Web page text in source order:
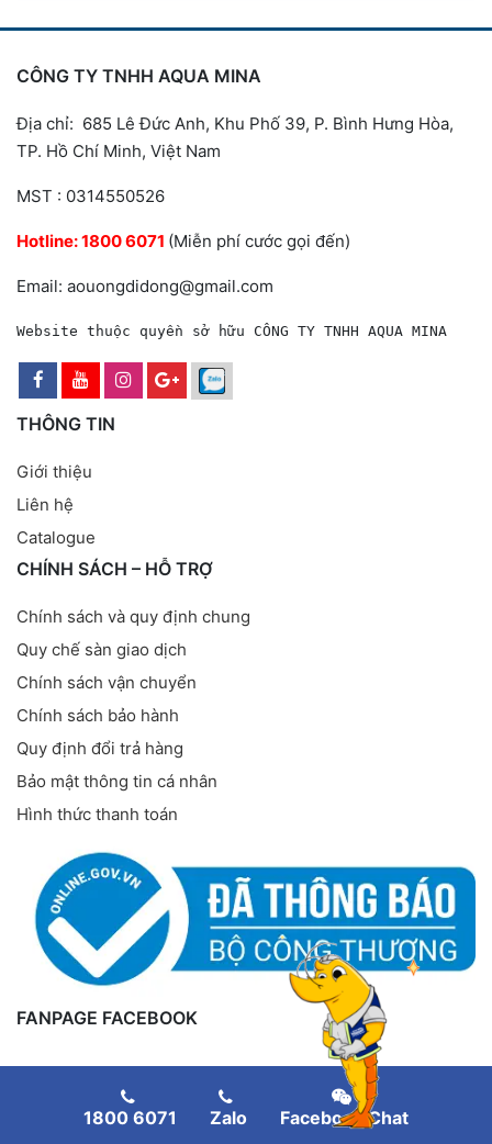
CÔNG TY TNHH AQUA MINA
Địa chỉ: 685 Lê Đức Anh, Khu Phố 39, P. Bình Hưng Hòa,
TP. Hồ Chí Minh, Việt Nam
MST : 0314550526
Hotline:1800 6071 (Miễn phí cước gọi đến)
Email: aouongdidong@gmail.com
Website thuộc quyền sở hữu CÔNG TY TNHH AQUA MINA
THÔNG TIN
Giới thiệu
Liên hệ
Catalogue
CHÍNH SÁCH – HỖ TRỢ
Chính sách và quy định chung
Quy chế sàn giao dịch
Chính sách vận chuyển
Chính sách bảo hành
Quy định đổi trả hàng
Bảo mật thông tin cá nhân
Hình thức thanh toán
FANPAGE FACEBOOK
1800 6071 Zalo Facebook Chat
Copyright©Thiết bị nuôi tôm . All rights reserved.